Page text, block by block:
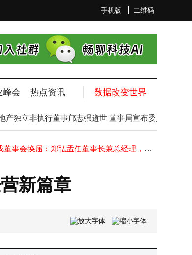
手机版 二维码
峰会 热点资讯 数据改变世界
独立非执行董事邝志强逝世 董事局宣布委员会组成变动
石头科技再获清洁机器人新专利：前撞沿墙开口设计优化清洁新体验
东吴人寿赵琨：以“三步走”策略，引领资负管理步入数据与AI融合新阶段
企业微信重拳出击治理过度营销 守护老年人清朗网络空间
企业微信重拳出击治理乱象：拉群需确认，外挂严打击，守护老年数字生活
新篇章